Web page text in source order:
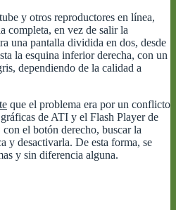
y otros reproductores en línea,
completa, en vez de salir la
una pantalla dividida en dos, desde
la esquina inferior derecha, con un
dependiendo de la calidad a
que el problema era por un conflicto
de ATI y el Flash Player de
el botón derecho, buscar la
y desactivarla. De esta forma, se
y sin diferencia alguna.